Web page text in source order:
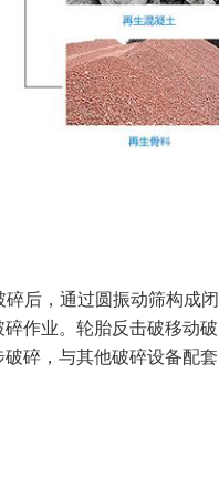
后，通过圆振动筛构成闭
作业。轮胎反击破移动破
碎，与其他破碎设备配套